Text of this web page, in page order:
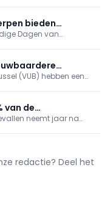
eind juni.bieden
Dagen van
(VUB) hebben een
van de
neemt jaar na
redactie? Deel het